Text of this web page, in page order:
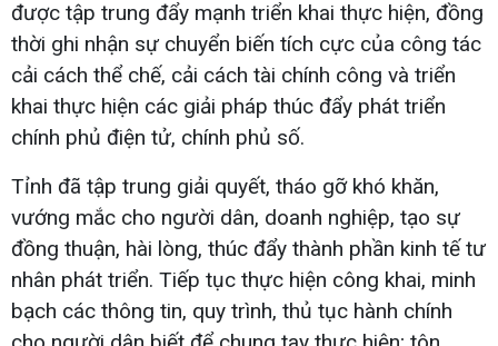
được tập trung đẩy mạnh triển khai thực hiện, đồng
thời ghi nhận sự chuyển biến tích cực của công tác
cải cách thể chế, cải cách tài chính công và triển
khai thực hiện các giải pháp thúc đẩy phát triển
chính phủ điện tử, chính phủ số.
Tỉnh đã tập trung giải quyết, tháo gỡ khó khăn,
vướng mắc cho người dân, doanh nghiệp, tạo sự
đồng thuận, hài lòng, thúc đẩy thành phần kinh tế tư
nhân phát triển. Tiếp tục thực hiện công khai, minh
bạch các thông tin, quy trình, thủ tục hành chính